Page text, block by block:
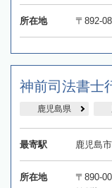
所在地 〒892-
神前司法書士
鹿児島県
最寄駅 鹿児島
所在地
〒890-